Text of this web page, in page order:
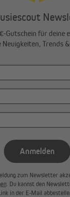
Gutschein für deine
Neuigkeiten, Trends
Anmelden
zum Newsletter
. Du kannst den
in der E-Mail